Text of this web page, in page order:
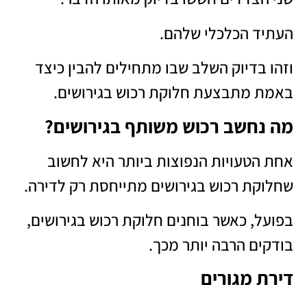
העתיד הכלכלי שלהם.
וזהו בדיוק השלב שבו מתחילים להבין כיצד
באמת מתבצעת חלוקת רכוש בגירושים.
מה נחשב רכוש משותף בגירושים?
אחת הטעויות הנפוצות ביותר היא לחשוב
שחלוקת רכוש בגירושים מתייחסת רק לדירה.
בפועל, כאשר בוחנים חלוקת רכוש בגירושים,
בודקים הרבה יותר מכך.
דירת מגורים